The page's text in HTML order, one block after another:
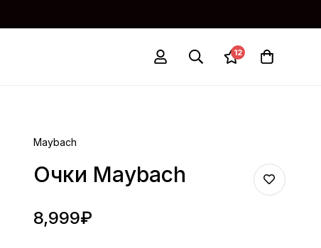
12
Maybach
Очки Maybach
8,999₽